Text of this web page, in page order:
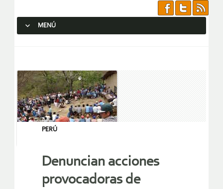
MENÚ
PERÚ
Denuncian acciones
provocadoras de